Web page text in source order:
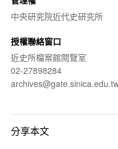
中央研究院近代史研究所
授權聯絡窗口
近史所檔案館閱覽室
02-27898284
分享本文